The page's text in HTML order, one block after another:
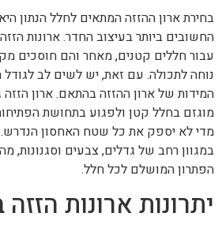
בחירת ארון ההזזה המתאים לחלל הנתון
החשובים ביותר בעיצוב החדר. ארונות
עבור חללים קטנים, מאחר והם חוסכים
נוחה לתכולה. עם זאת, יש לשים לב
המידות של ארון ההזזה בהתאם. ארון הזזה
מוגזם בחלל קטן ולפגוע בתחושת
מדי לא יספק את כל שטח האחסון הנדרש.
במגוון רחב של גדלים, צבעים
הפתרון המושלם לכל חלל.
יתרונות ארונות